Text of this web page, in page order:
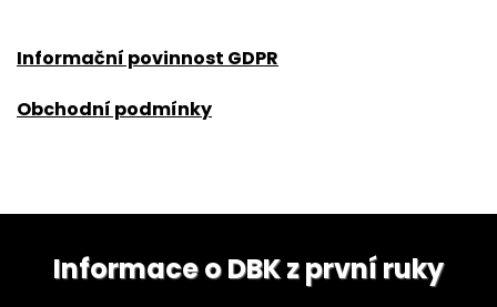
Informační povinnost GDPR
Obchodní podmínky
Informace o DBK z první ruky